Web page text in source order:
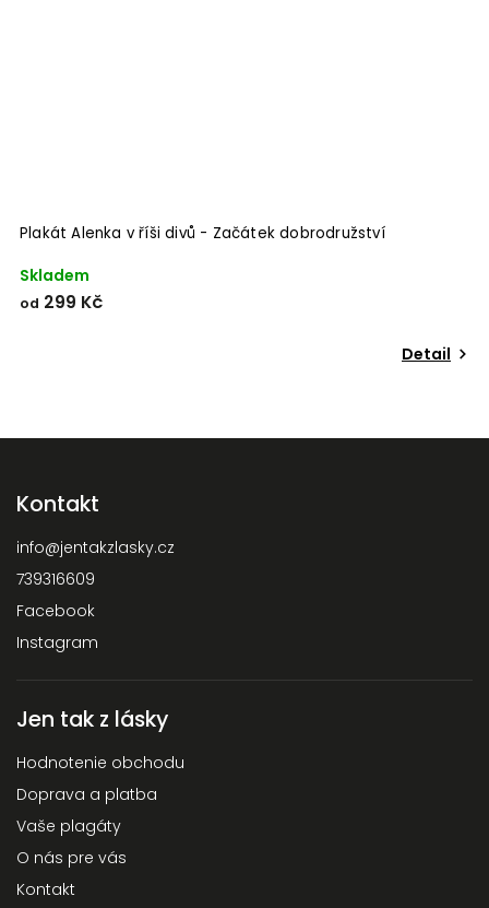
Plakát Alenka v říši divů - Začátek dobrodružství
Skladem
od 299 Kč
Detail
Kontakt
info@jentakzlasky.cz
739316609
Facebook
Instagram
Jen tak z lásky
Hodnotenie obchodu
Doprava a platba
Vaše plagáty
O nás pre vás
Kontakt